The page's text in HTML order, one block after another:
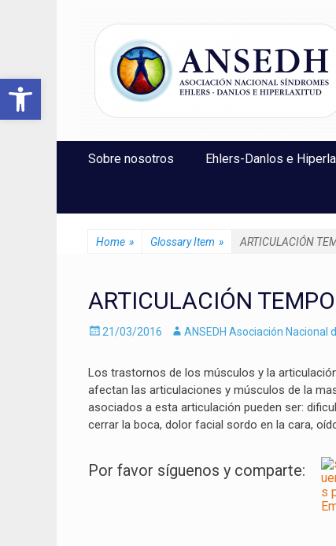
ANSEDH
Menú Principal
Sobre nosotros Ehlers-Danlos e
Home » Glossary Item » ARTICULACIÓN
ARTICULACIÓN
Enviado
21/03/2016 AutorANSEDH Asociación Nacional
Los trastornos de los músculos y la
afectan las articulaciones y músculos de la
asociados a esta articulación pueden ser: d
cerrar la boca, dolor facial sordo en la cara,
Por favor síguenos y comparte:
Abrir barra de herramientas